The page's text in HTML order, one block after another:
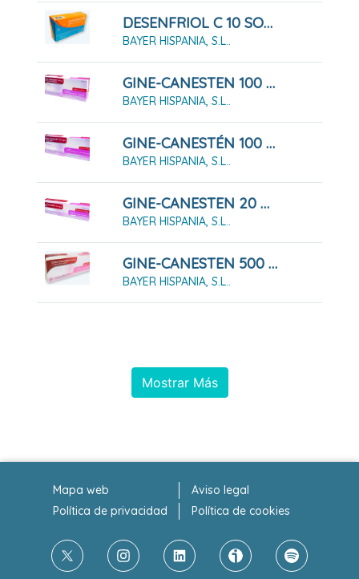
DESENFRIOL C 10 SOBRES
BAYER HISPANIA, S.L..
GINE-CANESTEN 100 MG 6 COMPRIMIDOS VAGINALES
BAYER HISPANIA, S.L..
GINE-CANESTÉN 100 MG/G CREMA VAGINAL (10%) 5 GRAMOS
BAYER HISPANIA, S.L..
GINE-CANESTEN 20 MG/G CREMA 20 G
BAYER HISPANIA, S.L..
GINE-CANESTEN 500 MG 1 COMPRIMIDO VAGINAL
BAYER HISPANIA, S.L..
Mostrar Más
Mapa web
Aviso legal
Política de privacidad
Política de cookies